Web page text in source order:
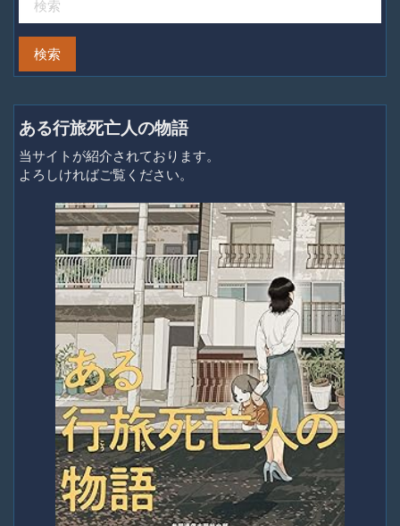
ある行旅死亡人の物語
当サイトが紹介されております。
よろしければご覧ください。